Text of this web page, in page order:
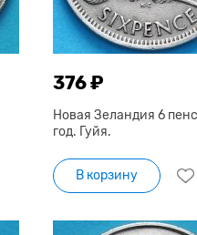
376 ₽
Новая Зеландия 6
год. Гуйя.
В корзину